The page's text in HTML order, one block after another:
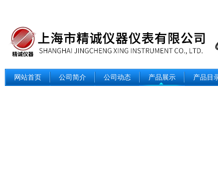
网站首页 公司简介 公司动态 产品展示 产品目